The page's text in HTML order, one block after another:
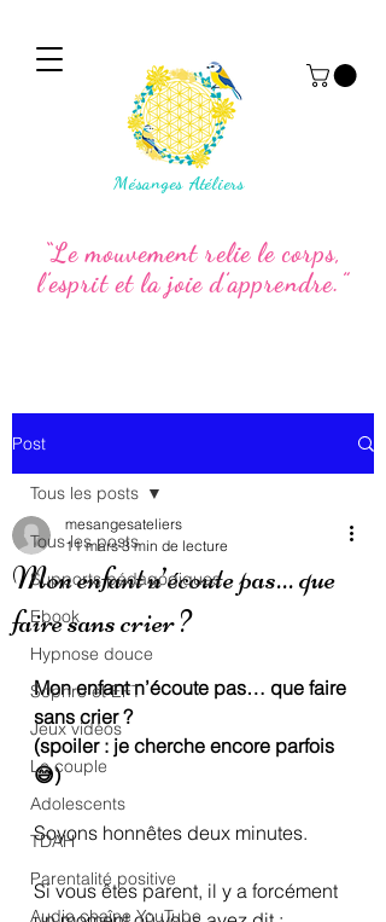
Mésanges Atéliers
“Le mouvement relie le corps,
l’esprit et la joie d’apprendre.”
Post
Tous les posts
Supports pédagogiques
Ebook
Hypnose douce
Sophro et EFT
Jeux vidéos
Le couple
Adolescents
TDAH
Parentalité positive
Audio chaîne YouTube
Tous les posts
Mon enfant n’écoute pas… que
faire sans crier ?
mesangesateliers
11 mars 3 min de lecture
Mon enfant n’écoute pas… que faire
sans crier ?
(spoiler : je cherche encore parfois
😅)
Soyons honnêtes deux minutes.
Si vous êtes parent, il y a forcément